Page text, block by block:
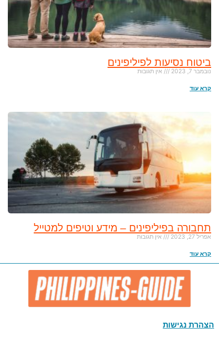
ביטוח נסיעות לפיליפינים
נובמבר 7, 2023 אין תגובות
קרא עוד
תחבורה בפיליפינים – מידע וטיפים למטייל
אפריל 27, 2023 אין תגובות
קרא עוד
הצהרת נגישות